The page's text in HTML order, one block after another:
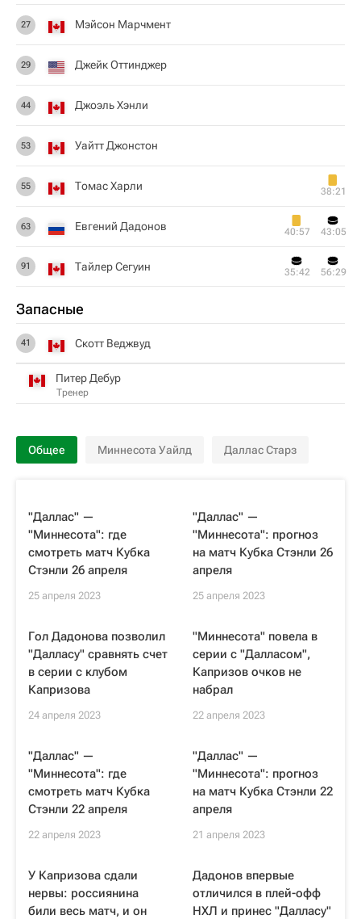
27 Мэйсон Марчмент
29 Джейк Оттинджер
44 Джоэль Хэнли
53 Уайтт Джонстон
55 Томас Харли 38:21
63 Евгений Дадонов 40:57 43:05
91 Тайлер Сегуин 35:42 56:29
Запасные
41 Скотт Веджвуд
Питер Дебур
Тренер
Общее Миннесота Уайлд Даллас Старз
"Даллас" —
"Миннесота": где
смотреть матч Кубка
Стэнли 26 апреля
25 апреля 2023
"Даллас" —
"Миннесота": прогноз
на матч Кубка Стэнли 26
апреля
25 апреля 2023
Гол Дадонова позволил
"Далласу" сравнять счет
в серии с клубом
Капризова
24 апреля 2023
"Миннесота" повела в
серии с "Далласом",
Капризов очков не
набрал
22 апреля 2023
"Даллас" —
"Миннесота": где
смотреть матч Кубка
Стэнли 22 апреля
22 апреля 2023
"Даллас" —
"Миннесота": прогноз
на матч Кубка Стэнли 22
апреля
21 апреля 2023
У Капризова сдали
нервы: россиянина
били весь матч, и он
Дадонов впервые
отличился в плей-офф
НХЛ и принес "Далласу"